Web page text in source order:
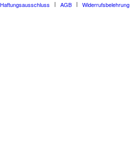
Haftungsausschluss AGB Widerrufsbelehrung